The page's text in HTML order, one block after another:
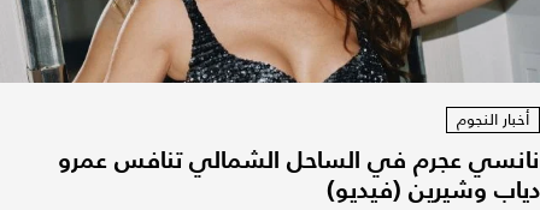
أخبار النجوم
نانسي عجرم في الساحل الشمالي تنافس عمرو
دياب وشيرين (فيديو)